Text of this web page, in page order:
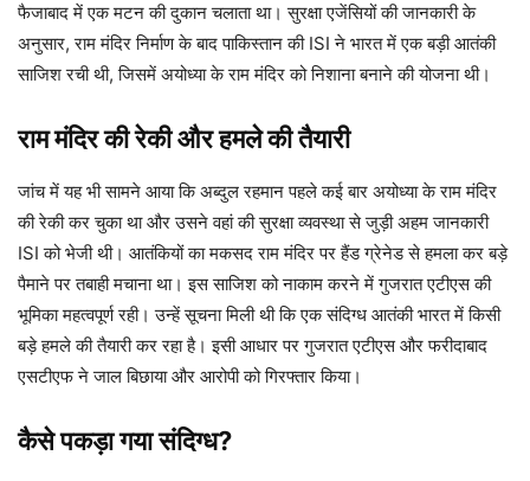
फैजाबाद में एक मटन की दुकान चलाता था। सुरक्षा एजेंसियों की जानकारी के
अनुसार, राम मंदिर निर्माण के बाद पाकिस्तान की ISI ने भारत में एक बड़ी आतंकी
साजिश रची थी, जिसमें अयोध्या के राम मंदिर को निशाना बनाने की योजना थी।
राम मंदिर की रेकी और हमले की तैयारी
जांच में यह भी सामने आया कि अब्दुल रहमान पहले कई बार अयोध्या के राम मंदिर
की रेकी कर चुका था और उसने वहां की सुरक्षा व्यवस्था से जुड़ी अहम जानकारी
ISI को भेजी थी। आतंकियों का मकसद राम मंदिर पर हैंड ग्रेनेड से हमला कर बड़े
पैमाने पर तबाही मचाना था। इस साजिश को नाकाम करने में गुजरात एटीएस की
भूमिका महत्वपूर्ण रही। उन्हें सूचना मिली थी कि एक संदिग्ध आतंकी भारत में किसी
बड़े हमले की तैयारी कर रहा है। इसी आधार पर गुजरात एटीएस और फरीदाबाद
एसटीएफ ने जाल बिछाया और आरोपी को गिरफ्तार किया।
कैसे पकड़ा गया संदिग्ध?